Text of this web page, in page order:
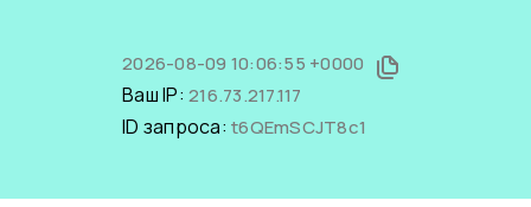
2026-08-09 10:06:55 +0000
Ваш IP: 216.73.217.117
ID запроса: t6QEmSCJT8c1